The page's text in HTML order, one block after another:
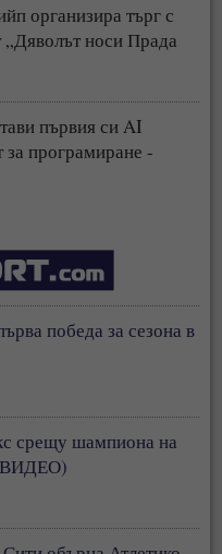
организира търг с
носи Прада
първия си AI
за програмиране -
победа за сезона в
срещу шампиона на